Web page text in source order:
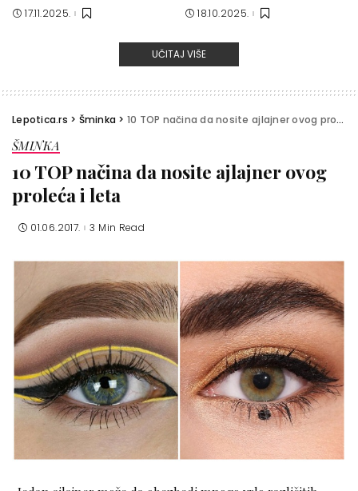
17.11.2025. 18.10.2025.
UČITAJ VIŠE
Lepotica.rs > Šminka > 10 TOP načina da nosite ajlajner ovog proleća i leta
ŠMINKA
10 TOP načina da nosite ajlajner ovog
proleća i leta
01.06.2017. 3 Min Read